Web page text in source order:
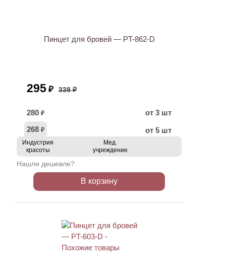
Пинцет для бровей — PT-862-D
295 ₽ 338 ₽
280 ₽
от 3 шт
268 ₽ от 5 шт
Индустрия
красоты
Мед.
учреждение
Нашли дешевле?
В корзину